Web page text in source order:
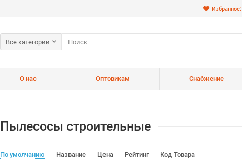
Избранное:
Все категории
О нас Оптовикам Снабжение
Пылесосы строительные
По умолчанию Название Цена Рейтинг Код Товара